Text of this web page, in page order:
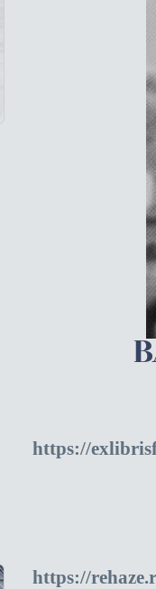
https://
https://